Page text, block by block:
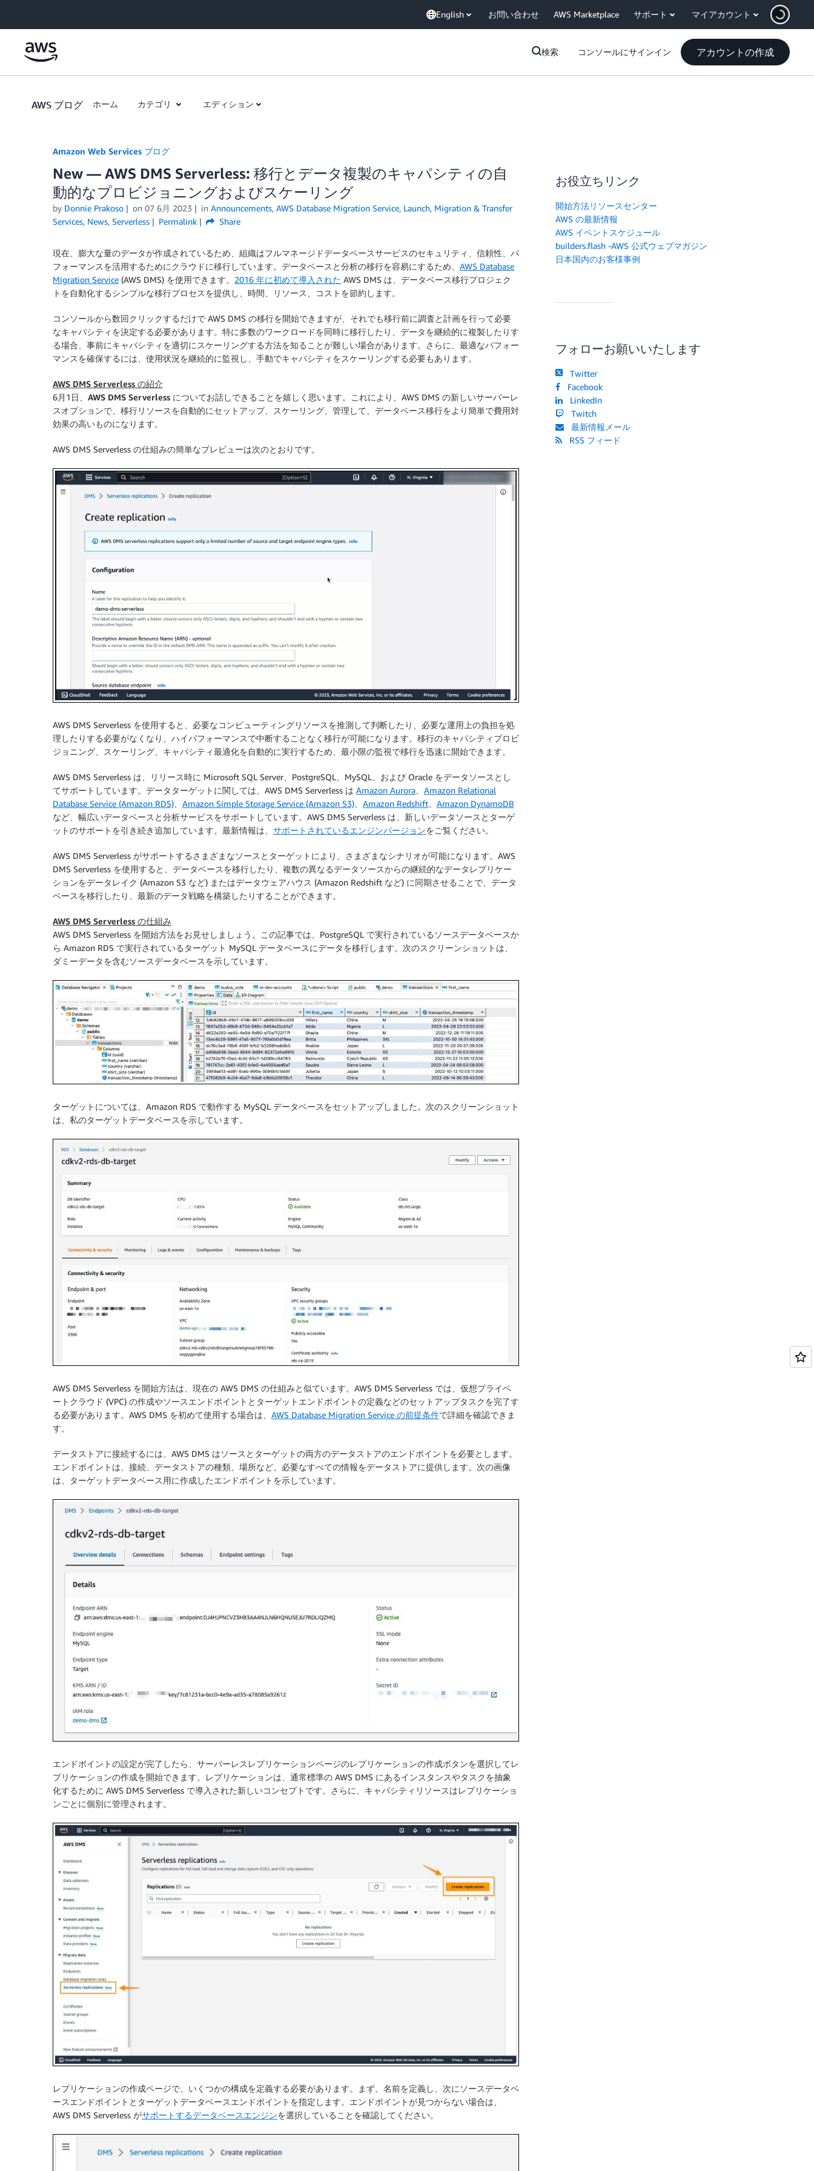
English お問い合わせ AWS Marketplace サポート マイアカウント
検索 コンソールにサインイン アカウントの作成
AWS ブログ ホーム カテゴリ エディション
Amazon Web Services ブログ
New — AWS DMS Serverless: 移行とデータ複製のキャパシティの自
動的なプロビジョニングおよびスケーリング
by Donnie Prakoso on 07 6月 2023 in Announcements, AWS Database Migration Service, Launch, Migration & Transfer
Services, News, Serverless Permalink Share
現在、膨大な量のデータが作成されているため、組織はフルマネージドデータベースサービスのセキュリティ、信頼性、パ
フォーマンスを活用するためにクラウドに移行しています。データベースと分析の移行を容易にするため、 AWS Database
Migration Service (AWS DMS) を使用できます。 2016 年に初めて導入された AWS DMS は、データベース移行プロジェク
トを自動化するシンプルな移行プロセスを提供し、時間、リソース、コストを節約します。
コンソールから数回クリックするだけで AWS DMS の移行を開始できますが、それでも移行前に調査と計画を行って必要
なキャパシティを決定する必要があります。特に多数のワークロードを同時に移行したり、データを継続的に複製したりす
る場合、事前にキャパシティを適切にスケーリングする方法を知ることが難しい場合があります。さらに、最適なパフォー
マンスを確保するには、使用状況を継続的に監視し、手動でキャパシティをスケーリングする必要もあります。
AWS DMS Serverless の紹介
6月1日、 AWS DMS Serverless についてお話しできることを嬉しく思います。これにより、AWS DMS の新しいサーバーレ
スオプションで、移行リソースを自動的にセットアップ、スケーリング、管理して、データベース移行をより簡単で費用対
効果の高いものになります。
AWS DMS Serverless の仕組みの簡単なプレビューは次のとおりです。
AWS DMS Serverless を使用すると、必要なコンピューティングリソースを推測して判断したり、必要な運用上の負担を処
理したりする必要がなくなり、ハイパフォーマンスで中断することなく移行が可能になります。移行のキャパシティプロビ
ジョニング、スケーリング、キャパシティ最適化を自動的に実行するため、最小限の監視で移行を迅速に開始できます。
AWS DMS Serverless は、リリース時に Microsoft SQL Server、PostgreSQL、MySQL、および Oracle をデータソースとし
てサポートしています。データターゲットに関しては、AWS DMS Serverless は Amazon Aurora
Amazon Relational
Database Service (Amazon RDS)
Amazon Simple Storage Service (Amazon S3) Amazon Redshift
Amazon DynamoDB
など、幅広いデータベースと分析サービスをサポートしています。AWS DMS Serverless は、新しいデータソースとターゲ
ットのサポートを引き続き追加しています。最新情報は、 サポートされているエンジンバージョンをご覧ください。
AWS DMS Serverless がサポートするさまざまなソースとターゲットにより、さまざまなシナリオが可能になります。AWS
DMS Serverless を使用すると、データベースを移行したり、複数の異なるデータソースからの継続的なデータレプリケー
ションをデータレイク (Amazon S3 など) またはデータウェアハウス (Amazon Redshift など) に同期させることで、データ
ベースを移行したり、最新のデータ戦略を構築したりすることができます。
AWS DMS Serverless の仕組み
AWS DMS Serverless を開始方法をお見せしましょう。この記事では、PostgreSQL で実行されているソースデータベースか
ら Amazon RDS で実行されているターゲット MySQL データベースにデータを移行します。次のスクリーンショットは、
ダミーデータを含むソースデータベースを示しています。
ターゲットについては、Amazon RDS で動作する MySQL データベースをセットアップしました。次のスクリーンショット
は、私のターゲットデータベースを示しています。
AWS DMS Serverless を開始方法は、現在の AWS DMS の仕組みと似ています。AWS DMS Serverless では、仮想プライベ
ートクラウド (VPC) の作成やソースエンドポイントとターゲットエンドポイントの定義などのセットアップタスクを完了す
る必要があります。AWS DMS を初めて使用する場合は、 AWS Database Migration Service の前提条件で詳細を確認できま
す。
データストアに接続するには、AWS DMS はソースとターゲットの両方のデータストアのエンドポイントを必要とします。
エンドポイントは、接続、データストアの種類、場所など、必要なすべての情報をデータストアに提供します。次の画像
は、ターゲットデータベース用に作成したエンドポイントを示しています。
エンドポイントの設定が完了したら、 サーバーレスレプリケーションページのレプリケーションの作成ボタンを選択してレ
プリケーションの作成を開始できます。レプリケーションは、通常標準の AWS DMS にあるインスタンスやタスクを抽象
化するために AWS DMS Serverless で導入された新しいコンセプトです。さらに、キャパシティリソースはレプリケーショ
ンごとに個別に管理されます。
レプリケーションの作成ページで、いくつかの構成を定義する必要があります。まず、 名前を定義し、次に ソースデータベ
ースエンドポイント と ターゲットデータベースエンドポイント を指定します。エンドポイントが見つからない場合は、
AWS DMS Serverless がサポートするデータベースエンジンを選択していることを確認してください。
お役立ちリンク
開始方法リソースセンター
AWS の最新情報
AWS イベントスケジュール
builders.flash -AWS 公式ウェブマガジン
日本国内のお客様事例
フォローお願いいたします
Twitter
Facebook
LinkedIn
Twitch
最新情報メール
RSS フィード